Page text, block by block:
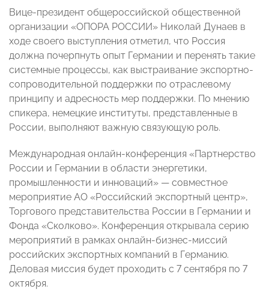
Вице-президент общероссийской общественной
организации «ОПОРА РОССИИ» Николай Дунаев в
ходе своего выступления отметил, что Россия
должна почерпнуть опыт Германии и перенять такие
системные процессы, как выстраивание экспортно-
сопроводительной поддержки по отраслевому
принципу и адресность мер поддержки. По мнению
спикера, немецкие институты, представленные в
России, выполняют важную связующую роль.
Международная онлайн-конференция «Партнерство
России и Германии в области энергетики,
промышленности и инноваций» — совместное
мероприятие АО «Российский экспортный центр»,
Торгового представительства России в Германии и
Фонда «Сколково». Конференция открывала серию
мероприятий в рамках онлайн-бизнес-миссий
российских экспортных компаний в Германию.
Деловая миссия будет проходить с 7 сентября по 7
октября.